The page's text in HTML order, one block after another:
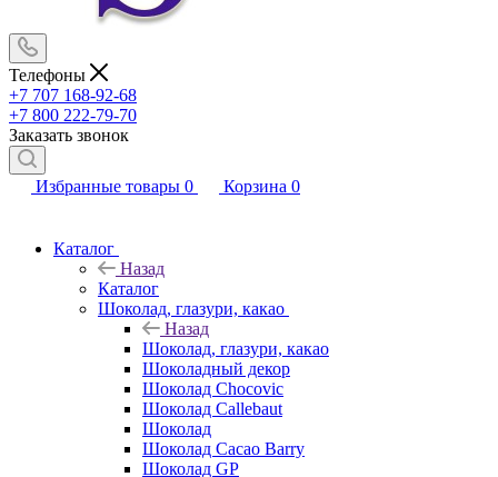
Телефоны
+7 707 168-92-68
+7 800 222-79-70
Заказать звонок
Избранные товары 0 Корзина 0
Каталог
Назад
Каталог
Шоколад, глазури, какао
Назад
Шоколад, глазури, какао
Шоколадный декор
Шоколад Chocovic
Шоколад Callebaut
Шоколад
Шоколад Cacao Barry
Шоколад GP